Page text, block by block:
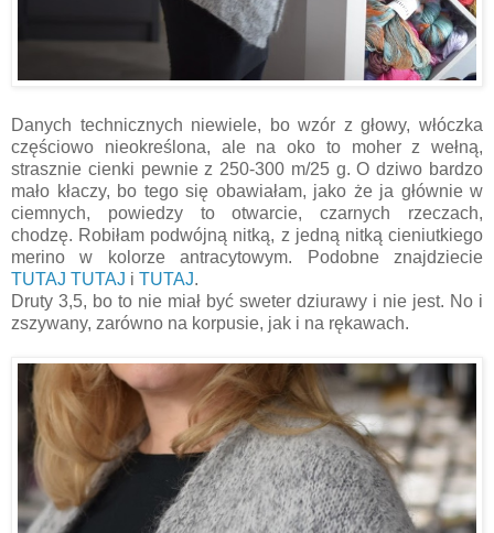
Danych technicznych niewiele, bo wzór z głowy, włóczka
częściowo nieokreślona, ale na oko to moher z wełną,
strasznie cienki pewnie z 250-300 m/25 g. O dziwo bardzo
mało kłaczy, bo tego się obawiałam, jako że ja głównie w
ciemnych, powiedzy to otwarcie, czarnych rzeczach,
chodzę. Robiłam podwójną nitką, z jedną nitką cieniutkiego
merino w kolorze antracytowym. Podobne znajdziecie
TUTAJ TUTAJ i TUTAJ.
Druty 3,5, bo to nie miał być sweter dziurawy i nie jest. No i
zszywany, zarówno na korpusie, jak i na rękawach.